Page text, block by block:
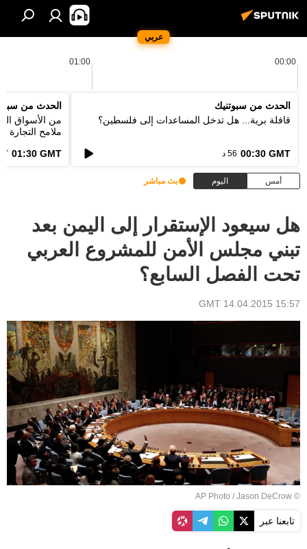
عربي
00:00
01:00
الحدث من سبوتنيك
قافلة برية... هل تدخل المساعدات إلى فلسطين؟
00:30 GMT 56 د
الحدث من
من الأسواق
ملامح التجارة
01:30 GMT
57
أمس اليوم بث مباشر
هل سيعود الإستقرار إلى اليمن بعد
تبني مجلس الأمن للمشروع العربي
تحت الفصل السابع؟
15:57 GMT 14.04.2015
© AP Photo / Jason DeCrow
تابعنا عبر